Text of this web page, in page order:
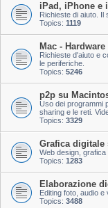
iPad, iPhone e
Richieste di aiuto. Il
Topics: 1119
Mac -
Richieste d'aiuto e
le periferiche.
Topics: 5246
p2p su
Uso dei programmi
sharing e le reti.
Topics: 3329
Grafica digitale
Web design, grafica
Topics: 1283
Elaborazione
Editing foto, audio e
Topics: 3488